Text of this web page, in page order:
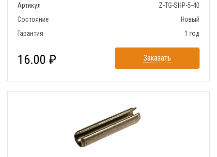
Артикул
Z-TG-SHP-5-40
Состояние
Новый
Гарантия
1 год
16.00 ₽ Заказать